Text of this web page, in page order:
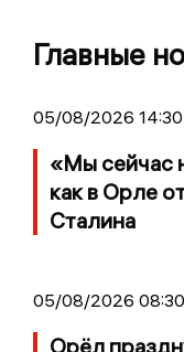
Главные
05/08/2026 14:30
«Мы сейчас
как в Орле
Сталина
05/08/2026 08:30
Орёл